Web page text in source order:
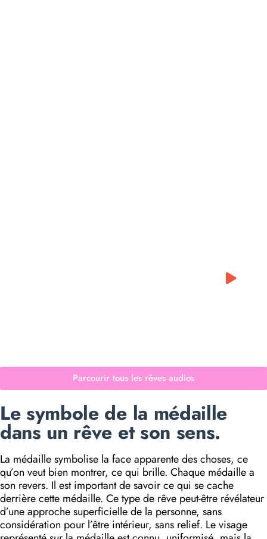
Parcourir tous les rêves audios
Le symbole de la médaille
dans un rêve et son sens.
La médaille symbolise la face apparente des choses, ce
qu’on veut bien montrer, ce qui brille. Chaque médaille a
son revers. Il est important de savoir ce qui se cache
derrière cette médaille. Ce type de rêve peut-être révélateur
d’une approche superficielle de la personne, sans
considération pour l’être intérieur, sans relief. Le visage